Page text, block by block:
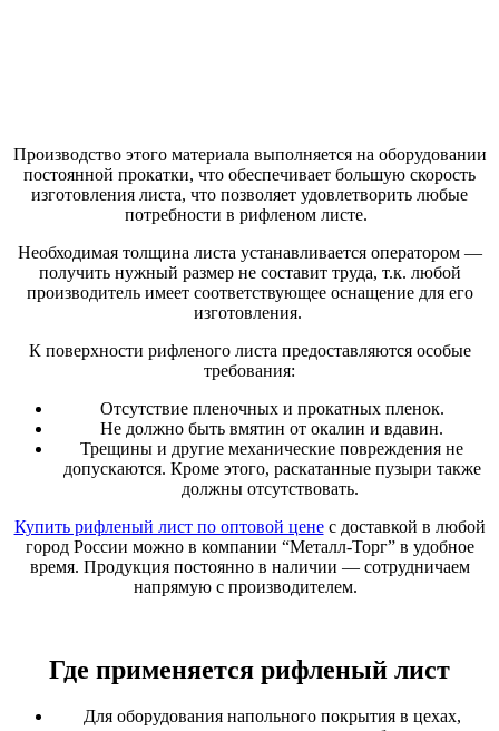
Производство этого материала выполняется на оборудовании
постоянной прокатки, что обеспечивает большую скорость
изготовления листа, что позволяет удовлетворить любые
потребности в рифленом листе.
Необходимая толщина листа устанавливается оператором —
получить нужный размер не составит труда, т.к. любой
производитель имеет соответствующее оснащение для его
изготовления.
К поверхности рифленого листа предоставляются особые
требования:
Отсутствие пленочных и прокатных пленок.
Не должно быть вмятин от окалин и вдавин.
Трещины и другие механические повреждения не
допускаются. Кроме этого, раскатанные пузыри также
должны отсутствовать.
Купить рифленый лист по оптовой ценес доставкой в любой
город России можно в компании “Металл-Торг” в удобное
время. Продукция постоянно в наличии — сотрудничаем
напрямую с производителем.
Где применяется рифленый лист
Для оборудования напольного покрытия в цехах,